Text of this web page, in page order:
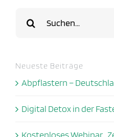
nach:
Neueste Beiträge
Abpflastern –
Digital Detox in der
Kostenloses Webinar